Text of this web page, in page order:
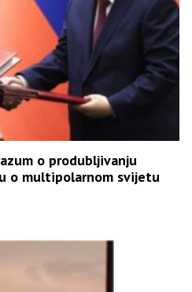
o produbljivanju
o multipolarnom svijetu